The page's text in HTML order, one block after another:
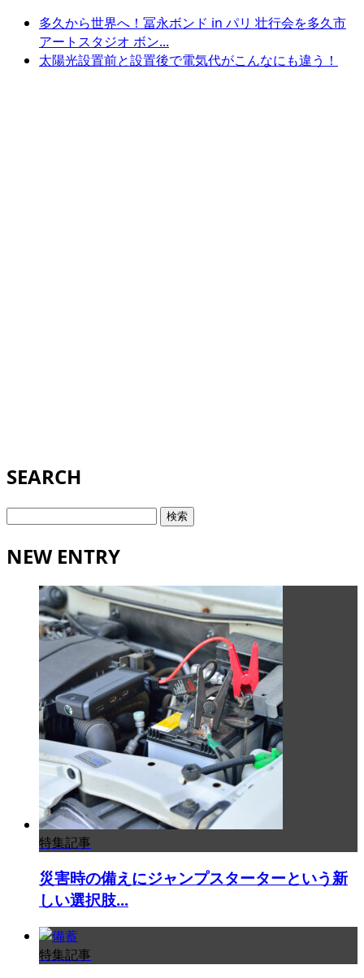
多久から世界へ！冨永ボンド in パリ 壮行会を多久市
アートスタジオ ボン...
太陽光設置前と設置後で電気代がこんなにも違う！
SEARCH
検
NEW ENTRY
特集記事
災害時の備えにジャンプスターターという新
しい選択肢...
特集記事